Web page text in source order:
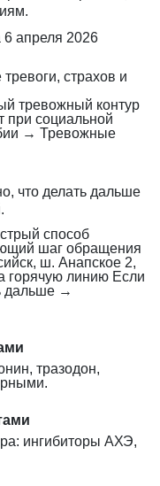
6 апреля 2026
страхов и
тревожный контур
при социальной
→ Тревожные
что делать дальше
способ
шаг обращения
ш. Анапское 2,
горячую линию Если
дальше →
тразодон,
ингибиторы АХЭ,